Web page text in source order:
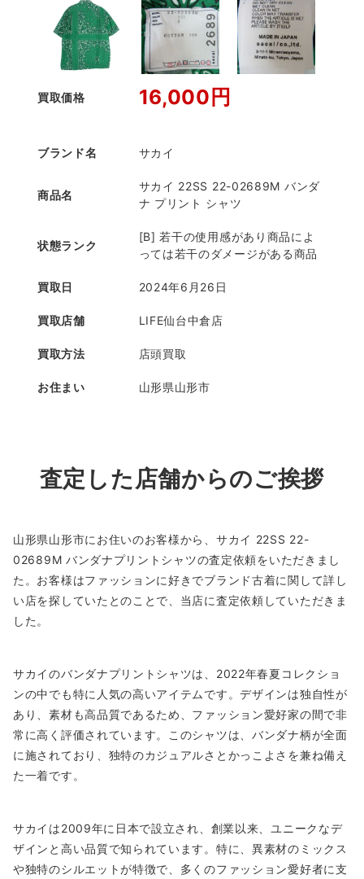
買取価格 16,000円
ブランド名 サカイ
商品名
サカイ 22SS 22-02689M バンダ
ナ プリント シャツ
状態ランク
[B] 若干の使用感があり商品によ
っては若干のダメージがある商品
買取日 2024年6月26日
買取店舗 LIFE仙台中倉店
買取方法 店頭買取
お住まい 山形県山形市
査定した店舗からのご挨拶
山形県山形市にお住いのお客様から、サカイ 22SS 22-
02689M バンダナプリントシャツの査定依頼をいただきまし
た。お客様はファッションに好きでブランド古着に関して詳し
い店を探していたとのことで、当店に査定依頼していただきま
した。
サカイのバンダナプリントシャツは、2022年春夏コレクショ
ンの中でも特に人気の高いアイテムです。デザインは独自性が
あり、素材も高品質であるため、ファッション愛好家の間で非
常に高く評価されています。このシャツは、バンダナ柄が全面
に施されており、独特のカジュアルさとかっこよさを兼ね備え
た一着です。
サカイは2009年に日本で設立され、創業以来、ユニークなデ
ザインと高い品質で知られています。特に、異素材のミックス
や独特のシルエットが特徴で、多くのファッション愛好者に支